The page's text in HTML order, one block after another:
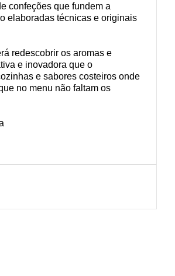
confeções que fundem a
elaboradas técnicas e originais
redescobrir os aromas e
e inovadora que o
e sabores costeiros onde
no menu não faltam os